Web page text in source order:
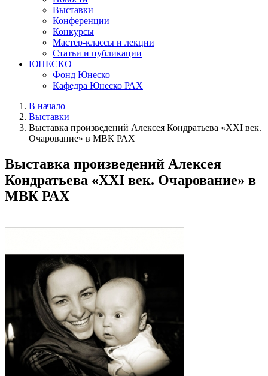
Выставки
Конференции
Конкурсы
Мастер-классы и лекции
Статьи и публикации
ЮНЕСКО
Фонд Юнеско
Кафедра Юнеско РАХ
В начало
Выставки
Выставка произведений Алексея Кондратьева «ХХI век.
Очарование» в МВК РАХ
Выставка произведений Алексея
Кондратьева «ХХI век. Очарование» в
МВК РАХ